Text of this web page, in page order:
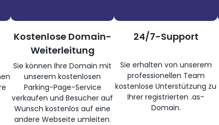
Kostenlose Domain-
Weiterleitung
Sie können Ihre Domain mit
unserem kostenlosen
Parking-Page-Service
verkaufen und Besucher auf
Wunsch kostenlos auf eine
andere Webseite umleiten.
24/7-Support
Sie erhalten von unserem
professionellen Team
kostenlose Unterstützung zu
Ihrer registrierten .as-
Domain.